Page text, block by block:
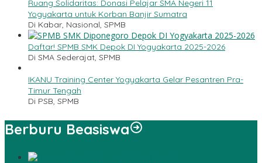
Ruang Solidaritas: Donasi Pelajar SMA Negeri 11
Yogyakarta untuk Korban Banjir Sumatra
Di Kabar, Nasional, SPMB
Daftar! SPMB SMK Depok DI Yogyakarta 2025-2026
Di SMA Sederajat, SPMB
IKANU Training Center Yogyakarta Gelar Pesantren Pra-
Timur Tengah
Di PSB, SPMB
Berburu Beasiswa